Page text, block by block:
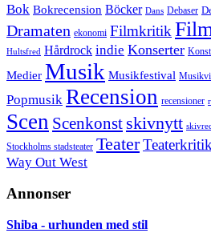
Bok Bokrecension Böcker Dans Debaser
Dramaten ekonomi Filmkritik
Hultsfred Hårdrock indie Konserter Konst
Medier Musik Musikfestival
Popmusik Recension recensioner
Scen Scenkonst skivnytt
Stockholms stadsteater TeaterTeaterkritik
Way Out West
Annonser
Shiba - urhunden med stil